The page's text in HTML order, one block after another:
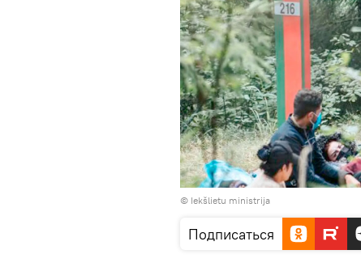
© Iekšlietu ministrija
Подписаться